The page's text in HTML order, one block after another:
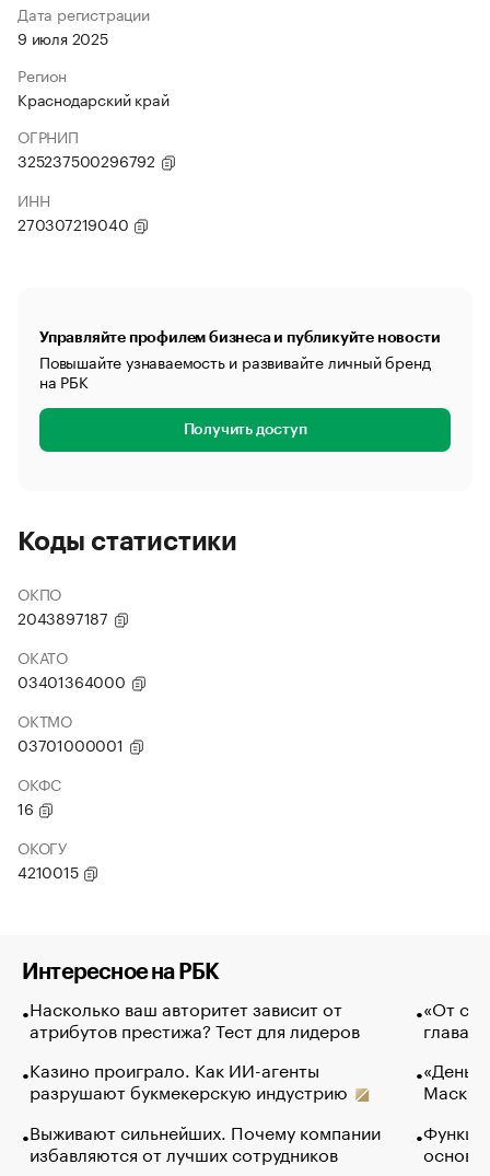
Дата регистрации
9 июля 2025
Регион
Краснодарский край
ОГРНИП
325237500296792
ИНН
270307219040
Управляйте профилем бизнеса и публикуйте новости
Повышайте узнаваемость и развивайте личный бренд
на РБК
Получить доступ
Коды статистики
ОКПО
2043897187
ОКАТО
03401364000
ОКТМО
03701000001
ОКФС
16
ОКОГУ
4210015
Интересное на РБК
Насколько ваш авторитет зависит от
атрибутов престижа? Тест для лидеров
Казино проиграло. Как ИИ-агенты
разрушают букмекерскую индустрию
Выживают сильнейших. Почему компании
избавляются от лучших сотрудников
«От
глава
Маск в
основ